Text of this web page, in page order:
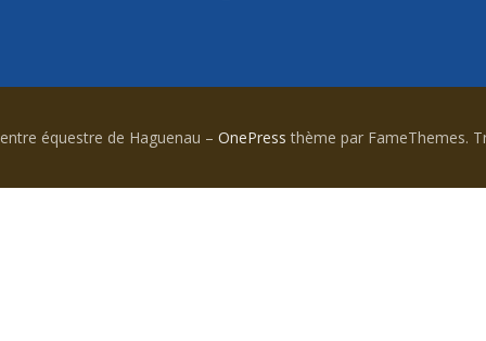
équestre de Haguenau – OnePress thème par FameThemes.